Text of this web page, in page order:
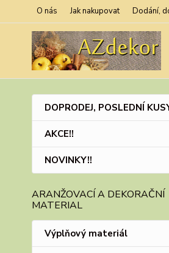
O nás Jak nakupovat Dodání,
DOPRODEJ, POSLEDNÍ
AKCE!!
NOVINKY!!
ARANŽOVACÍ A DEKORAČNÍ
MATERIAL
Výplňový materiál